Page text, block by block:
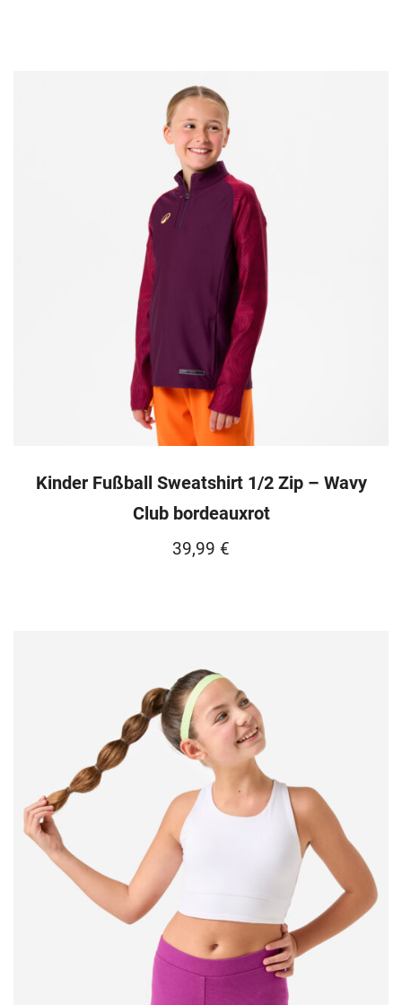
Kinder Fußball Sweatshirt 1/2 Zip – Wavy
Club bordeauxrot
39,99 €